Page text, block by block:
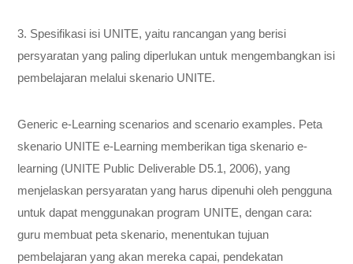
3. Spesifikasi isi UNITE, yaitu rancangan yang berisi
persyaratan yang paling diperlukan untuk mengembangkan isi
pembelajaran melalui skenario UNITE.
Generic e-Learning scenarios and scenario examples. Peta
skenario UNITE e-Learning memberikan tiga skenario e-
learning (UNITE Public Deliverable D5.1, 2006), yang
menjelaskan persyaratan yang harus dipenuhi oleh pengguna
untuk dapat menggunakan program UNITE, dengan cara:
guru membuat peta skenario, menentukan tujuan
pembelajaran yang akan mereka capai, pendekatan